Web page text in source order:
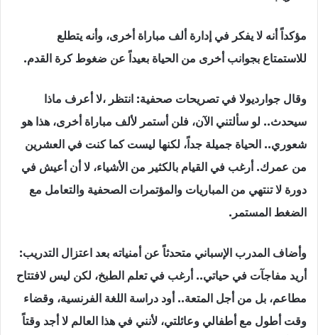
مؤكداً أنه لا يفكر في إدارة ألف مباراة أخرى، وأنه يتطلع
للاستمتاع بجوانب أخرى من الحياة بعيداً عن ضغوط كرة القدم.
وقال جوارديولا في تصريحات صحفية: انتظر ،لا أعرف ماذا
سيحدث.. لو سألتني الآن، فلن أستمر لألف مباراة أخرى، هذا هو
شعوري.. الحياة جميلة جداً، لكنها ليست كما كنت في العشرين
من عمرك. أرغب في القيام بالكثير من الأشياء، لا أن أعيش في
دورة لا تنتهي من المباريات والمؤتمرات الصحفية والتعامل مع
الضغط المستمر.
وأضاف المدرب الإسباني متحدثاً عن أمنياته بعد اعتزال التدريب:
أريد مفاجآت في حياتي.. أرغب في تعلم الطبخ، لكن ليس لافتتاح
مطاعم، بل من أجل المتعة.. أود دراسة اللغة الفرنسية، وقضاء
وقت أطول مع أطفالي وعائلتي، لأنني في هذا العالم لا أجد وقتاً